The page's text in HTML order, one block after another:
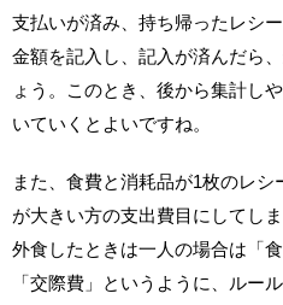
支払いが済み、持ち帰ったレシ
金額を記入し、記入が済んだら
ょう。このとき、後から集計し
いていくとよいですね。
また、食費と消耗品が1枚のレ
が大きい方の支出費目にしてしま
外食したときは一人の場合は「
「交際費」というように、ルー